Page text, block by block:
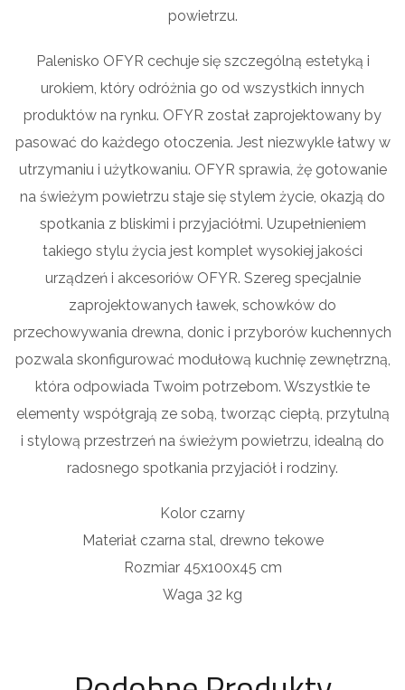
powietrzu.
Palenisko OFYR cechuje się szczególną estetyką i
urokiem, który odróżnia go od wszystkich innych
produktów na rynku. OFYR został zaprojektowany by
pasować do każdego otoczenia. Jest niezwykle łatwy w
utrzymaniu i użytkowaniu. OFYR sprawia, żę gotowanie
na świeżym powietrzu staje się stylem życie, okazją do
spotkania z bliskimi i przyjaciółmi. Uzupełnieniem
takiego stylu życia jest komplet wysokiej jakości
urządzeń i akcesoriów OFYR. Szereg specjalnie
zaprojektowanych ławek, schowków do
przechowywania drewna, donic i przyborów kuchennych
pozwala skonfigurować modułową kuchnię zewnętrzną,
która odpowiada Twoim potrzebom. Wszystkie te
elementy współgrają ze sobą, tworząc ciepłą, przytulną
i stylową przestrzeń na świeżym powietrzu, idealną do
radosnego spotkania przyjaciół i rodziny.
Kolor czarny
Materiał czarna stal, drewno tekowe
Rozmiar 45x100x45 cm
Waga 32 kg